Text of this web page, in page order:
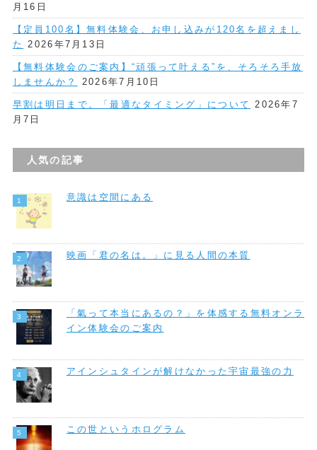
月16日
【定員100名】無料体験会、お申し込みが120名を超えまし
た
2026年7月13日
【無料体験会のご案内】“頑張って叶える”を、そろそろ手放
しませんか？
2026年7月10日
早割は明日まで。「最適なタイミング」について
2026年7
月7日
人気の記事
意識は空間にある
映画「君の名は。」に見る人間の本質
「氣って本当にあるの？」を体感する無料オンラ
イン体験会のご案内
アインシュタインが解けなかった宇宙最強の力
この世というホログラム